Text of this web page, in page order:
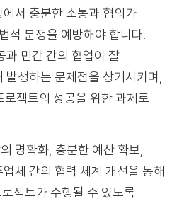
서 충분한 소통과 협의가
적 분쟁을 예방해야 합니다.
과 민간 간의 협업이 잘
생하는 문제점을 상기시키며,
젝트의 성공을 위한 과제로
명확화, 충분한 예산 확보,
체 간의 협력 체계 개선을 통해
젝트가 수행될 수 있도록